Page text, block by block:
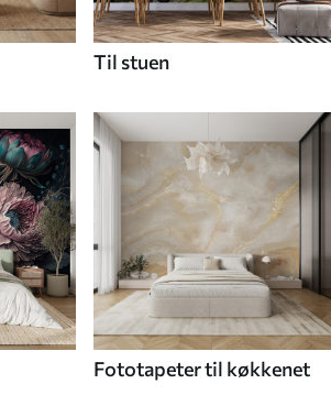
Til stuen
Fototapeter til køkkenet